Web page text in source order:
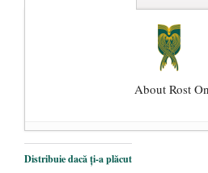
About Rost
Dezvăluiri
Distribuie dacă ți-a plăcut